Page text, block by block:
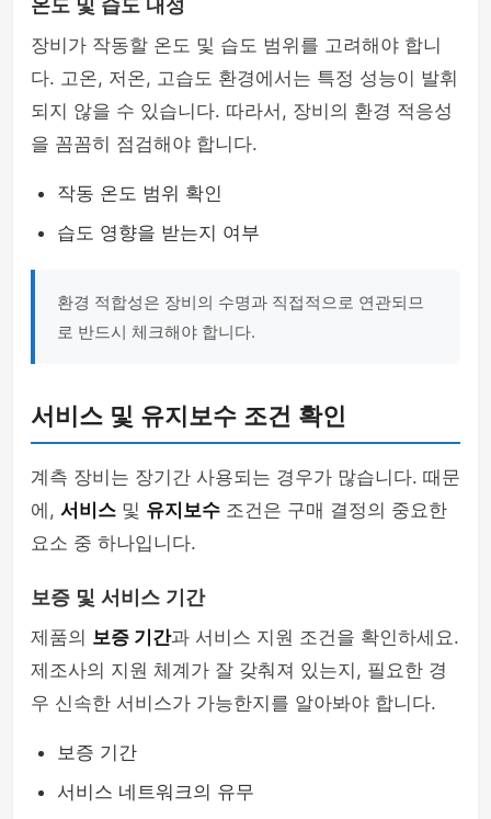
온도 및 습도 내성
장비가 작동할 온도 및 습도 범위를 고려해야 합니
다. 고온, 저온, 고습도 환경에서는 특정 성능이 발휘
되지 않을 수 있습니다. 따라서, 장비의 환경 적응성
을 꼼꼼히 점검해야 합니다.
작동 온도 범위 확인
습도 영향을 받는지 여부
환경 적합성은 장비의 수명과 직접적으로 연관되므
로 반드시 체크해야 합니다.
서비스 및 유지보수 조건 확인
계측 장비는 장기간 사용되는 경우가 많습니다. 때문
에, 서비스 및 유지보수 조건은 구매 결정의 중요한
요소 중 하나입니다.
보증 및 서비스 기간
제품의 보증 기간과 서비스 지원 조건을 확인하세요.
제조사의 지원 체계가 잘 갖춰져 있는지, 필요한 경
우 신속한 서비스가 가능한지를 알아봐야 합니다.
보증 기간
서비스 네트워크의 유무